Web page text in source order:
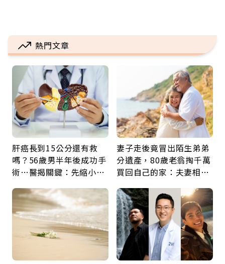
熱門文章
肝癌長到15公分還有救
嗎？56歲男半年後成功手
術…醫揭關鍵：先縮小腫
妻子走後竟冒出陌生弟弟
分遺產，80歲老翁掏千萬
買回自己的家：夫妻相守